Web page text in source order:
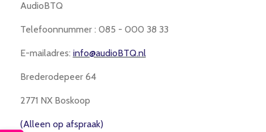
AudioBTQ
Telefoonnummer : 085 - 000 38 33
E-mailadres: info@audioBTQ.nl
Brederodepeer 64
2771 NX Boskoop
(Alleen op afspraak)